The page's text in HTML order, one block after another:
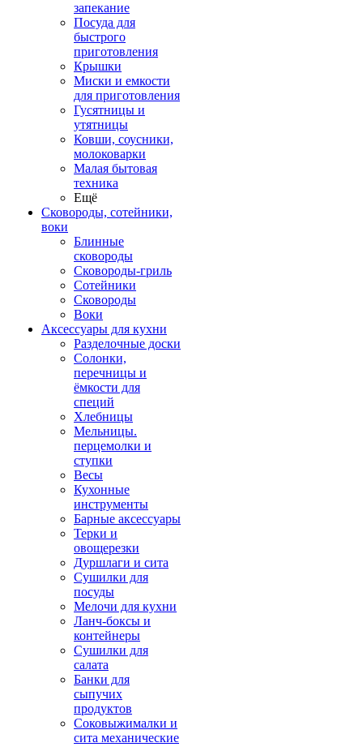
запекание
Посуда для
быстрого
приготовления
Крышки
Миски и емкости
для приготовления
Гусятницы и
утятницы
Ковши, соусники,
молоковарки
Малая бытовая
техника
Ещё
Сковороды, сотейники,
воки
Блинные
сковороды
Сковороды-гриль
Сотейники
Сковороды
Воки
Аксессуары для кухни
Разделочные доски
Солонки,
перечницы и
ёмкости для
специй
Хлебницы
Мельницы.
перцемолки и
ступки
Весы
Кухонные
инструменты
Барные аксессуары
Терки и
овощерезки
Дуршлаги и сита
Сушилки для
посуды
Мелочи для кухни
Ланч-боксы и
контейнеры
Сушилки для
салата
Банки для
сыпучих
продуктов
Соковыжималки и
сита механические